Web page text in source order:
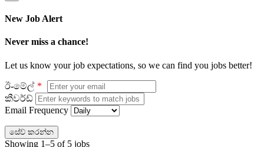
New Job Alert
Never miss a chance!
Let us know your job expectations, so we can find you jobs better!
ඊ-මේල්
කීවර්ඩ්
Email Frequency
සේව් කරන්න
Showing 1–5 of 5 jobs